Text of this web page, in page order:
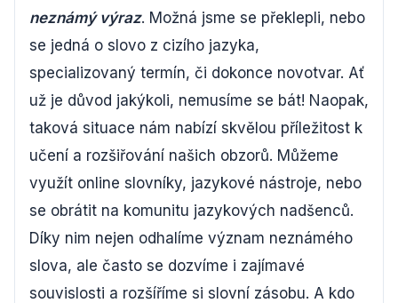
neznámý výraz. Možná jsme se překlepli, nebo
se jedná o slovo z cizího jazyka,
specializovaný termín, či dokonce novotvar. Ať
už je důvod jakýkoli, nemusíme se bát! Naopak,
taková situace nám nabízí skvělou příležitost k
učení a rozšiřování našich obzorů. Můžeme
využít online slovníky, jazykové nástroje, nebo
se obrátit na komunitu jazykových nadšenců.
Díky nim nejen odhalíme význam neznámého
slova, ale často se dozvíme i zajímavé
souvislosti a rozšíříme si slovní zásobu. A kdo